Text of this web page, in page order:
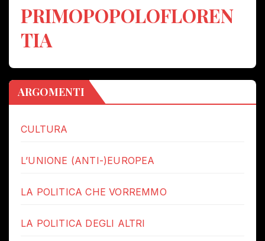
PRIMOPOPOLOFLOREN
TIA
ARGOMENTI
CULTURA
L’UNIONE (ANTI-)EUROPEA
LA POLITICA CHE VORREMMO
LA POLITICA DEGLI ALTRI